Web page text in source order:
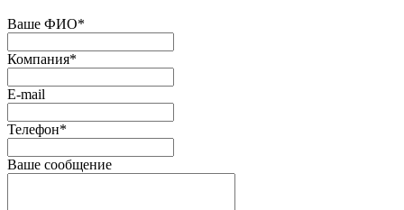
Ваше ФИО*
Компания*
E-mail
Телефон*
Ваше сообщение